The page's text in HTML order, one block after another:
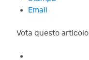
Email
Vota questo articolo